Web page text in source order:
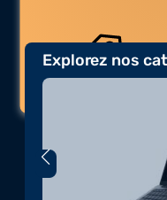
Explorez nos